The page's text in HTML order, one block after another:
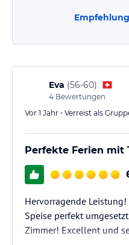
Eva (56-60)
4 Bewertungen
Vor 1 Jahr • Verreist als
Perfekte Ferien mit
Hervorragende
Speise perfekt
Zimmer! Excellent und